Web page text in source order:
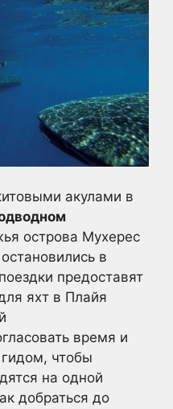
акулами в
острова Мухерес
в
предоставят
яхт в Плайя
время и
чтобы
на одной
добраться до